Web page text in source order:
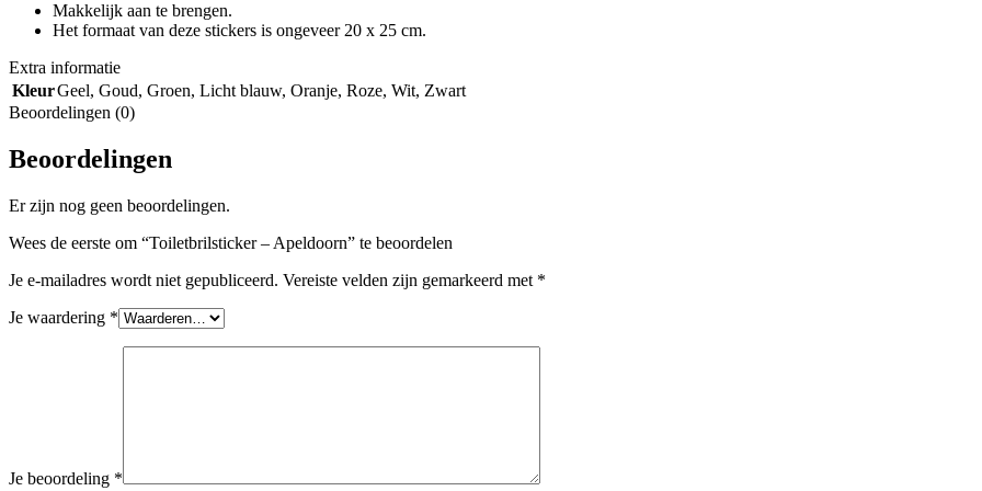
Makkelijk aan te brengen.
Het formaat van deze stickers is ongeveer 20 x 25 cm.
Extra informatie
KleurGeel, Goud, Groen, Licht blauw, Oranje, Roze, Wit, Zwart
Beoordelingen (0)
Beoordelingen
Er zijn nog geen beoordelingen.
Wees de eerste om “Toiletbrilsticker – Apeldoorn” te beoordelen
Je e-mailadres wordt niet gepubliceerd. Vereiste velden zijn gemarkeerd met *
Je waardering *
Je beoordeling *